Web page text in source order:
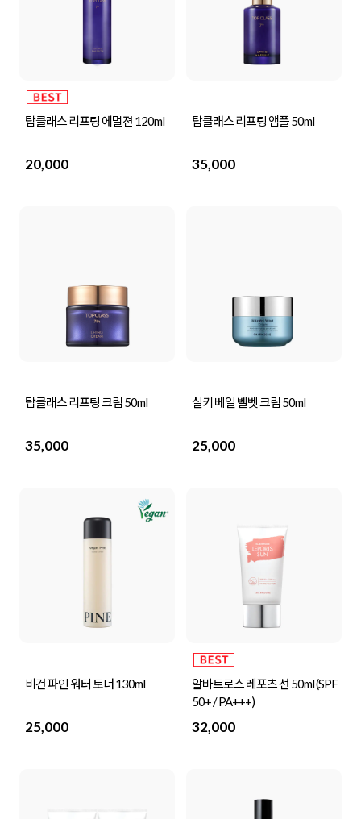
탑클래스 리프팅 에멀젼 120ml
20,000
탑클래스 리프팅 앰플 50ml
35,000
탑클래스 리프팅 크림 50ml
35,000
실키 베일 벨벳 크림 50ml
25,000
비건 파인 워터 토너 130ml
25,000
알바트로스 레포츠 선 50ml (SPF
50+ / PA+++)
32,000